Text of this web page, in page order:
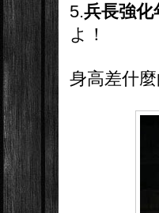
5.兵長強化
よ！
身高差什